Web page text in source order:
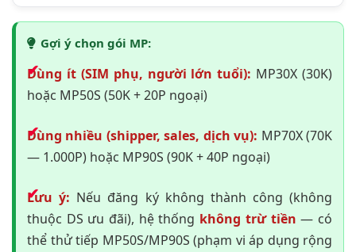
Gợi ý chọn gói MP:
Dùng ít (SIM phụ, người lớn tuổi): MP30X (30K)
hoặc MP50S (50K + 20P ngoại)
Dùng nhiều (shipper, sales, dịch vụ): MP70X (70K
— 1.000P) hoặc MP90S (90K + 40P ngoại)
Lưu ý: Nếu đăng ký không thành công (không
thuộc DS ưu đãi), hệ thống không trừ tiền — có
thể thử tiếp MP50S/MP90S (phạm vi áp dụng rộng